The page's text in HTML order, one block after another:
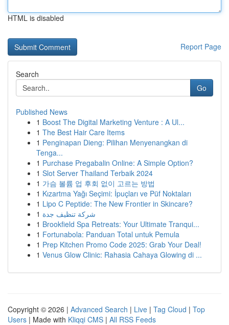
HTML is disabled
Report Page
Search
Go
Published News
1 Boost The Digital Marketing Venture : A Ul...
1 The Best Hair Care Items
1 Penginapan Dieng: Pilihan Menyenangkan di
Tenga...
1 Purchase Pregabalin Online: A Simple Option?
1 Slot Server Thailand Terbaik 2024
1 가슴 볼륨 업 후회 없이 고르는 방법
1 Kızartma Yağı Seçimi: İpuçları ve Püf Noktaları
1 Lipo C Peptide: The New Frontier in Skincare?
1 شركة تنظيف جدة
1 Brookfield Spa Retreats: Your Ultimate Tranqui...
1 Fortunabola: Panduan Total untuk Pemula
1 Prep Kitchen Promo Code 2025: Grab Your Deal!
1 Venus Glow Clinic: Rahasia Cahaya Glowing di ...
Copyright © 2026 | Advanced Search | Live | Tag Cloud | Top
Users | Made with Kliqqi CMS | All RSS Feeds